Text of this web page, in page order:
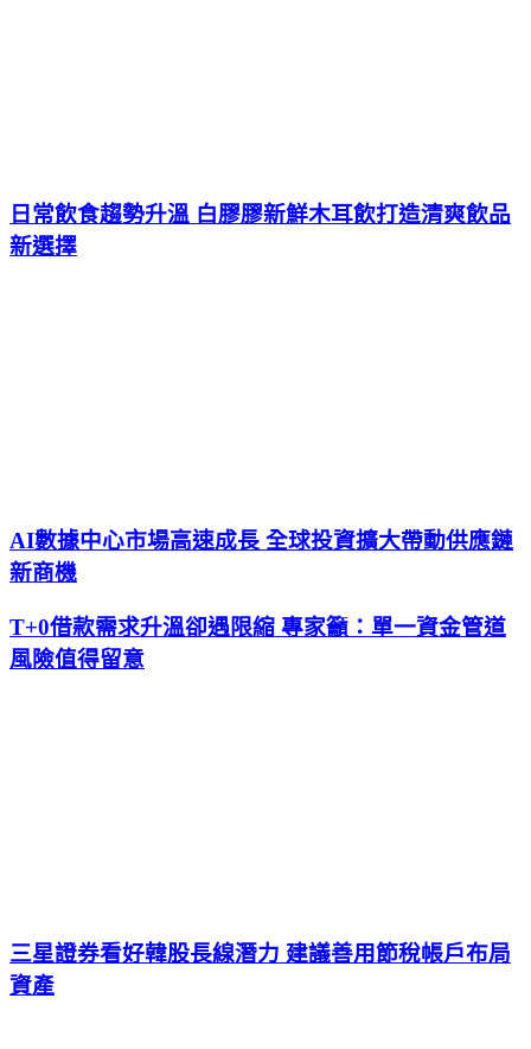
日常飲食趨勢升溫 白膠膠新鮮木耳飲打造清爽飲品
新選擇
AI數據中心市場高速成長 全球投資擴大帶動供應鏈
新商機
T+0借款需求升溫卻遇限縮 專家籲：單一資金管道
風險值得留意
三星證券看好韓股長線潛力 建議善用節稅帳戶布局
資產